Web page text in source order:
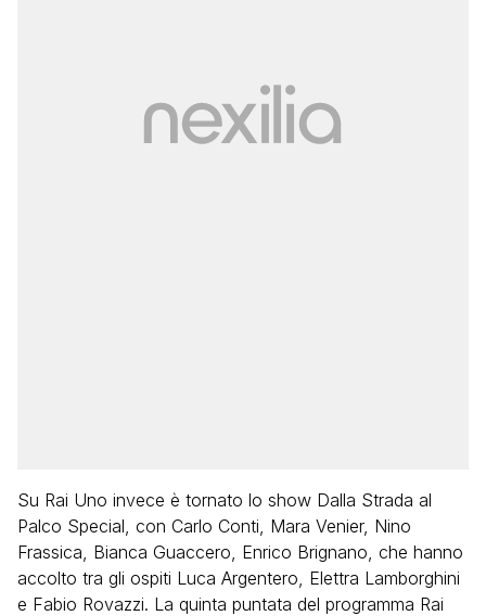
Su Rai Uno invece è tornato lo show Dalla Strada al
Palco Special, con Carlo Conti, Mara Venier, Nino
Frassica, Bianca Guaccero, Enrico Brignano, che hanno
accolto tra gli ospiti Luca Argentero, Elettra Lamborghini
e Fabio Rovazzi. La quinta puntata del programma Rai